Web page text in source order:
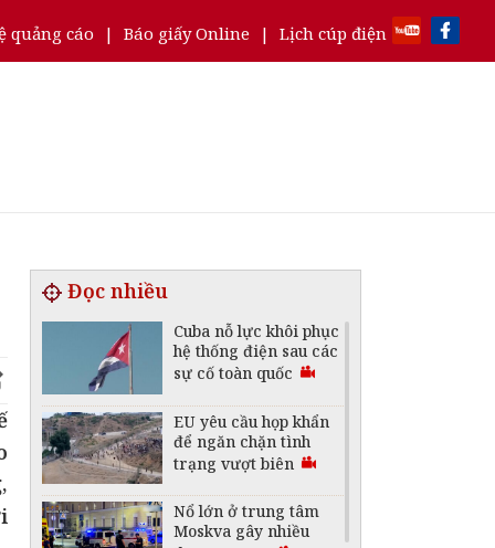
quảng cáo | Báo giấy Online | Lịch cúp điện
Đọc nhiều
Cuba nỗ lực khôi phục
hệ thống điện sau các
sự cố toàn quốc
EU yêu cầu họp khẩn
để ngăn chặn tình
trạng vượt biên
Nổ lớn ở trung tâm
Moskva gây nhiều